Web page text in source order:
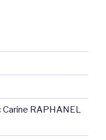
Carine RAPHANEL